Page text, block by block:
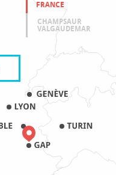
FRANCE
CHAMPSAUR
VALGAUDEMAR